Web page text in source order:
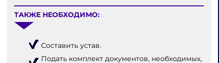
ТАКЖЕ НЕОБХОДИМО:
Составить устав.
Подать комплект документов, необходимых,